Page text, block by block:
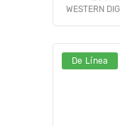
De Línea